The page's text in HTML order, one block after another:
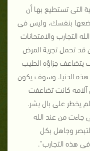
التى تستطيع بها أن
تضعها بنفسك، وليس فى
التجارب والامتحانات
قد تحمل تجربة المرض
يتضاعف جزاؤه الطيب
هذه الدنيا. وسوف يكون
آلامه كانت تضاعفت
يخطر على بال بشر.
جاءت من عند الله
وجاهل بكل
فى هذه التجارب".